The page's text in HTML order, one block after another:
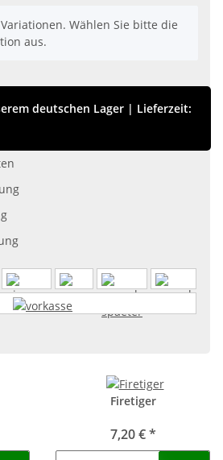
Wählen Sie bitte die
aus.
deutschen Lager | Lieferzeit:
Firetiger
7,20 €*